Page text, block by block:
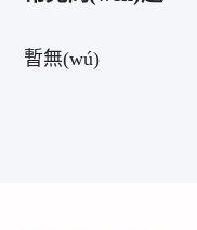
暫無(wú)